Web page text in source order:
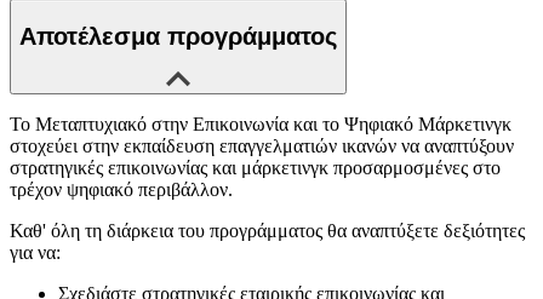
Αποτέλεσμα προγράμματος
Το Μεταπτυχιακό στην Επικοινωνία και το Ψηφιακό Μάρκετινγκ
στοχεύει στην εκπαίδευση επαγγελματιών ικανών να αναπτύξουν
στρατηγικές επικοινωνίας και μάρκετινγκ προσαρμοσμένες στο
τρέχον ψηφιακό περιβάλλον.
Καθ' όλη τη διάρκεια του προγράμματος θα αναπτύξετε δεξιότητες
για να:
Σχεδιάστε στρατηγικές εταιρικής επικοινωνίας και